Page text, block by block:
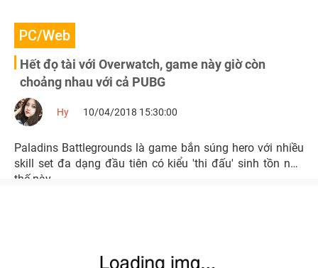
PC/Web
Hết đọ tài với Overwatch, game này giờ còn
choảng nhau với cả PUBG
Hy 10/04/2018 15:30:00
Paladins Battlegrounds là game bắn súng hero với nhiều
skill set đa dạng đầu tiên có kiểu 'thi đấu' sinh tồn như
thế này.